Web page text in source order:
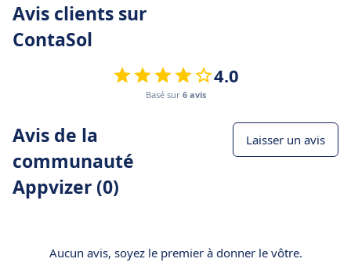
Avis clients sur
ContaSol
4.0
Basé sur 6 avis
Avis de la
communauté
Appvizer (0)
Laisser un avis
Aucun avis, soyez le premier à donner le vôtre.